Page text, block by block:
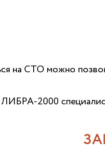
на СТО можно
2000